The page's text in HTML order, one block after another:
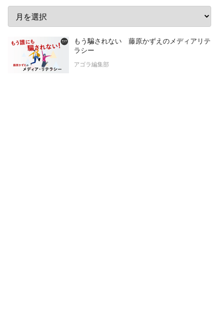
もう騙されない 藤原かずえのメディアリテ
ラシー
アゴラ編集部